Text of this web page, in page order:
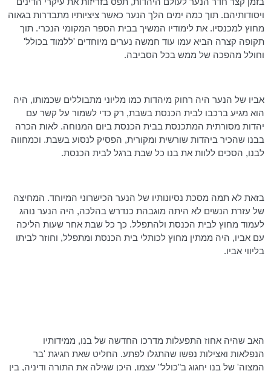
ויסודותיהם. תוך כמה ימים הלך הנער כאשר ציציותיו מתבדרות בגאוה
מחוץ למכנסיו. את לימודיו המשיך בבית הספר המקומי הנכרי. תוך
תקופה קצרה הביא עמו עוד חמשה נערים מיוחדים 'ללמוד בכולל'
וחולל מהפכה של ממש בכל הסביבה.
אביו של הנער היה רחוק מיהדות כמו מליוני מתבוללים שכמותו, היה
הוא מגיע ברכבו לבית הכנסת בשבת, רק כדי לשמור על קשר עם
יהדות מסורתית המתכנסת בבית הכנסת ביום המנוחה. לאות הכרה
בבנו שהכיר ביהדות שורשית ומקורית, הפסיק לנסוע בשבת. וכמחווה
לבנו, הסכים ללוות את בנו כל שבת ברגל לבית הכנסת.
בזאת לא תמה מסכת נסיונותיו של הנער הכישרוני המיוחד. המחיצה
של עזרת הנשים לא היתה מוגבהת כנדרש בהלכה, היה הנער נוהג
לעמוד מחוץ לבית הכנסת ולהתפלל. כך כל שבת אחר שעות הליכה
עם אביו, היה ממתין מחוץ לכותלי בית הכנסת ומתפלל, וחוזר לביתו
בליווי אביו.
האב שהיה אחוז התפעלות מדרכו החדשה של בנו, ממידותיו
הנפלאות ואצילות נפשו שהתגלו לפתע. החליט שאת חגיגת 'בר
המצוה' של בנו יחגוג ב"כולל" עצמו, היכן שגילה את התורה ודיניה, בין